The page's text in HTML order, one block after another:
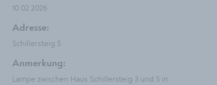
10.02.2026
Adresse:
Schillersteig 5
Anmerkung:
Lampe zwischen Haus Schillersteig 3 und 5 in